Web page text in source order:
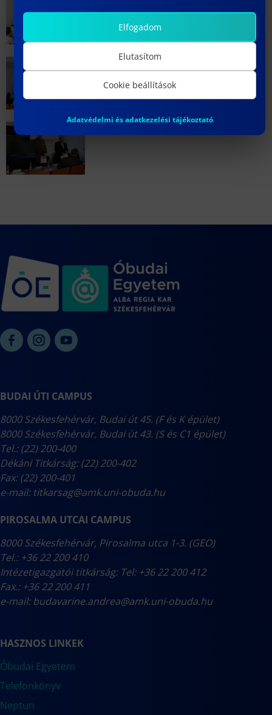
BUDAI ÚTI CAMPUS
8000 Székesfehérvár, Budai út 45. (F és K épület)
8000 Székesfehérvár, Budai út 43. (S és C1 épület)
Tel.: (22) 200-400
Dékáni Titkárság: (22) 200-402
Fax: (22) 200-401
e-mail: titkarsag@amk.uni-obuda.hu
PIROSALMA UTCAI CAMPUS
8000 Székesfehérvár, Pirosalma utca 1-3. (GEO)
Tel.: +36 22 200 410
Intézetigazgatói titkárság: Tel: +36 22 200 412
Fax.: +36 22 200 411
e-mail:budavarine.andrea@amk.uni-obuda.hu
HASZNOS LINKEK
Óbudai Egyetem
Telefonkönyv
Neptun
Elfogadom
Elutasítom
Cookie beállítások
Adatvédelmi és adatkezelési tájékoztató